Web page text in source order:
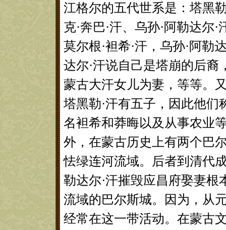
江格尔的五代世系是：塔黑
克·奔巴·汗、乌孙·阿勒达尔
莫尔根·袒希·汗，乌孙·阿勒
达尔·汗说自己是塔崩的后
蒙古大汗女儿为妻，等等。
塔黑勒·汗有五子，因此他
名袒希和莽晦以及从事农业
外，在蒙古历史上有两个巴
怯绿连河流域。后者到清代
勒达尔·汗摧毁应昌府娶妻
流域的巴尔斯城。因为，从
经常在这一带活动。在蒙古